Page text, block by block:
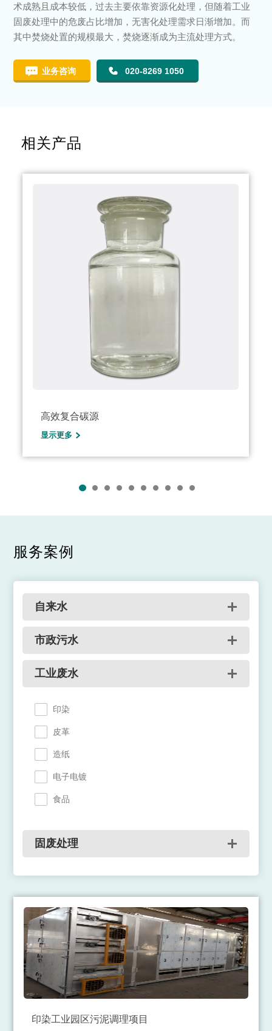
术成熟且成本较低，过去主要依靠资源化处理，但随着工业
固废处理中的危废占比增加，无害化处理需求日渐增加。而
其中焚烧处置的规模最大，焚烧逐渐成为主流处理方式。
业务咨询 020-8269 1050
相关产品
高效复合碳源
显示更多
服务案例
自来水
市政污水
工业废水
印染
皮革
造纸
电子电镀
食品
固废处理
印染工业园区污泥调理项目